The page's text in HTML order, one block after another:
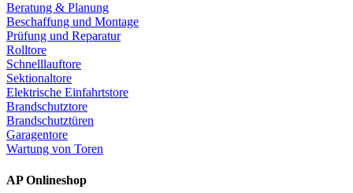
Beratung & Planung
Beschaffung und Montage
Prüfung und Reparatur
Rolltore
Schnelllauftore
Sektionaltore
Elektrische Einfahrtstore
Brandschutztore
Brandschutztüren
Garagentore
Wartung von Toren
AP Onlineshop